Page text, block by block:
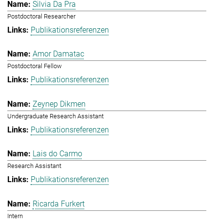
Silvia Da Pra
Postdoctoral Researcher
Publikationsreferenzen
Amor Damatac
Postdoctoral Fellow
Publikationsreferenzen
Zeynep Dikmen
Undergraduate Research Assistant
Publikationsreferenzen
Lais do Carmo
Research Assistant
Publikationsreferenzen
Ricarda Furkert
Intern